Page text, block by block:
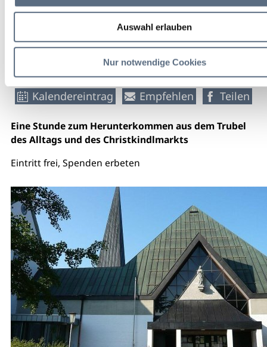
Auswahl erlauben
Nur notwendige Cookies
Marienkirche
weitere Veranstaltungsinfos
Kalendereintrag Empfehlen Teilen
Eine Stunde zum Herunterkommen aus dem Trubel
des Alltags und des Christkindlmarkts
Eintritt frei, Spenden erbeten